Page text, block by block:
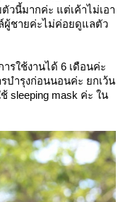
วนี้มากค่ะ แต่เค้าไม่เอา
ผู้ชายค่ะไม่ค่อยดูแลตัว
รใช้งานได้ 6 เดือนค่ะ
ำรุงก่อนนอนค่ะ ยกเว้น
sleeping mask ค่ะ ใน